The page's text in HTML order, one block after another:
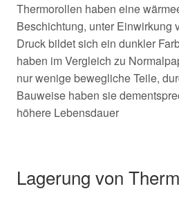
Thermorollen haben eine
Beschichtung, unter Einwirkung
Druck bildet sich ein dunkler
haben im Vergleich zu
nur wenige bewegliche Teile,
Bauweise haben sie
höhere Lebensdauer
Lagerung von